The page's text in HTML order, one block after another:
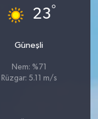
23°
Güneşli
Nem: %71
Rüzgar: 5.11 m/s